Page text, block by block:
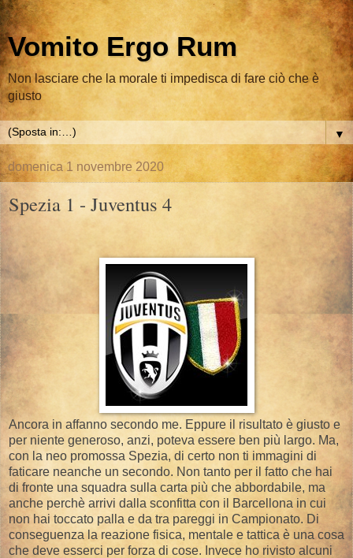
Vomito Ergo Rum
Non lasciare che la morale ti impedisca di fare ciò che è
giusto
▼
domenica 1 novembre 2020
Spezia 1 - Juventus 4
Ancora in affanno secondo me. Eppure il risultato è giusto e
per niente generoso, anzi, poteva essere ben più largo. Ma,
con la neo promossa Spezia, di certo non ti immagini di
faticare neanche un secondo. Non tanto per il fatto che hai
di fronte una squadra sulla carta più che abbordabile, ma
anche perchè arrivi dalla sconfitta con il Barcellona in cui
non hai toccato palla e da tra pareggi in Campionato. Di
conseguenza la reazione fisica, mentale e tattica è una cosa
che deve esserci per forza di cose. Invece ho rivisto alcuni